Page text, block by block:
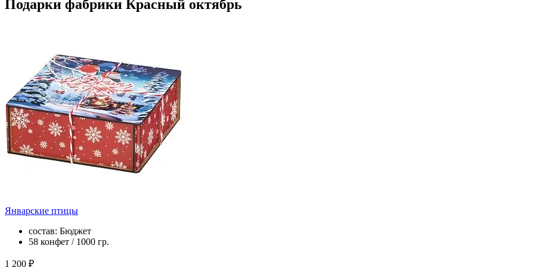
Подарки фабрики Красный октябрь
Январские птицы
состав: Бюджет
58 конфет / 1000 гр.
1 200 ₽